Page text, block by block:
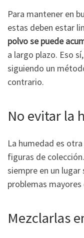
Para mantener en
estas deben estar
polvo se puede
a largo plazo. Eso
siguiendo un
contrario.
No evitar la
La humedad es
figuras de
siempre en un lugar
problemas
Mezclarlas